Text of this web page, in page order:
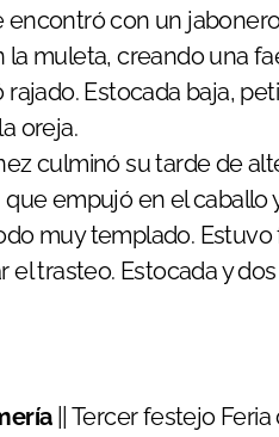
encontró con un
la muleta, creando una
Estocada baja,
oreja.
culminó su tarde de
empujó en el caballo
muy templado.
el trasteo. Estocada y
|| Tercer festejo Feria